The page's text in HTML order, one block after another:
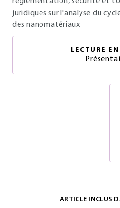
juridiques sur l'analyse du
des nanomatériaux
LECTURE
ARTICLE INCLUS